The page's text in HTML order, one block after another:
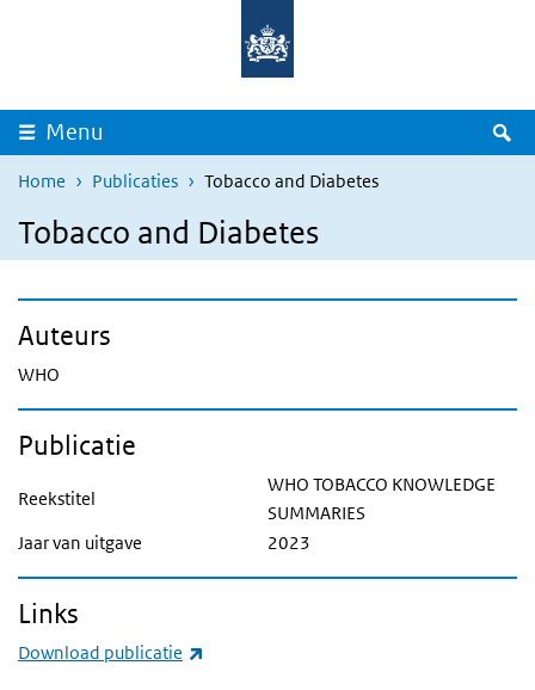
Overslaan en naar de inhoud gaan
Menu
Home Publicaties Tobacco and Diabetes
Tobacco and Diabetes
Auteurs
WHO
Publicatie
Reekstitel
WHO TOBACCO KNOWLEDGE
SUMMARIES
Jaar van uitgave
2023
Links
Download publicatie